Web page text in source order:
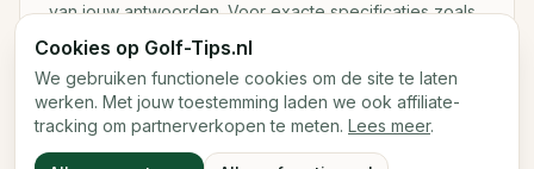
van jouw antwoorden. Voor exacte specificaties zoals
loft, lie, shaftgewicht en swingweight blijft een fysieke
fitting met launch monitor de beste keuze.
2026Golf-Tips.nl — Het slimste golfadviesplatform van
Cookies op Golf-Tips.nl
We gebruiken functionele cookies om de site te laten
werken. Met jouw toestemming laden we ook affiliate-
tracking om partnerverkopen te meten. Lees meer.